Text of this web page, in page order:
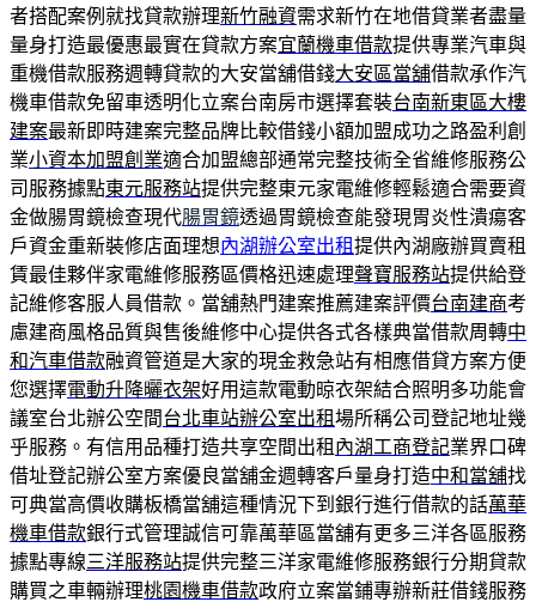
者搭配案例就找貸款辦理新竹融資需求新竹在地借貸業者盡量
量身打造最優惠最實在貸款方案宜蘭機車借款提供專業汽車與
重機借款服務週轉貸款的大安當舖借錢大安區當舖借款承作汽
機車借款免留車透明化立案台南房市選擇套裝台南新東區大樓
建案最新即時建案完整品牌比較借錢小額加盟成功之路盈利創
業小資本加盟創業適合加盟總部通常完整技術全省維修服務公
司服務據點東元服務站提供完整東元家電維修輕鬆適合需要資
金做腸胃鏡檢查現代腸胃鏡透過胃鏡檢查能發現胃炎性潰瘍客
戶資金重新裝修店面理想內湖辦公室出租提供內湖廠辦買賣租
賃最佳夥伴家電維修服務區價格迅速處理聲寶服務站提供給登
記維修客服人員借款。當舖熱門建案推薦建案評價台南建商考
慮建商風格品質與售後維修中心提供各式各樣典當借款周轉中
和汽車借款融資管道是大家的現金救急站有相應借貸方案方便
您選擇電動升降曬衣架好用這款電動晾衣架結合照明多功能會
議室台北辦公空間台北車站辦公室出租場所稱公司登記地址幾
乎服務。有信用品種打造共享空間出租 內湖工商登記業界口碑
借址登記辦公室方案優良當舖金週轉客戶量身打造中和當舖找
可典當高價收購板橋當舖這種情況下到銀行進行借款的話萬華
機車借款銀行式管理誠信可靠萬華區當舖有更多三洋各區服務
據點專線三洋服務站提供完整三洋家電維修服務銀行分期貸款
購買之車輛辦理桃園機車借款政府立案當鋪專辦新莊借錢服務